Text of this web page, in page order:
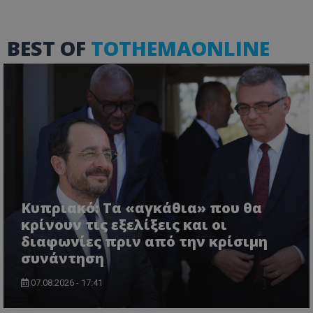
BEST OF TOTHEMAONLINE
Κυπριακό: Τα «αγκάθια» που θα
κρίνουν τις εξελίξεις και οι
διαφωνίες πριν από την κρίσιμη
συνάντηση
07.08.2026 - 17:41